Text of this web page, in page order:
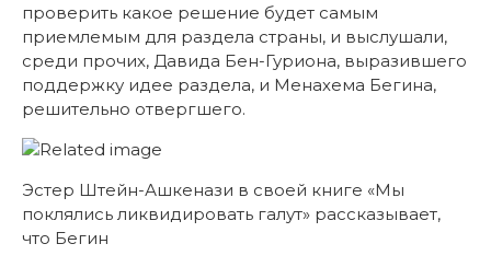
проверить какое решение будет самым
приемлемым для раздела страны, и выслушали,
среди прочих, Давида Бен-Гуриона, выразившего
поддержку идее раздела, и Менахема Бегина,
решительно отвергшего.
Эстер Штейн-Ашкенази в своей книге «Мы
поклялись ликвидировать галут» рассказывает,
что Бегин